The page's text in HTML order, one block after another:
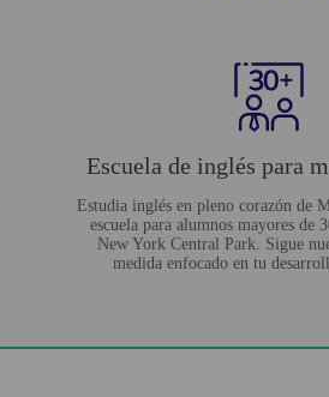
Escuela de inglés para
Estudia inglés en pleno corazón de
escuela para alumnos mayores de
New York Central Park. Sigue
medida enfocado en tu